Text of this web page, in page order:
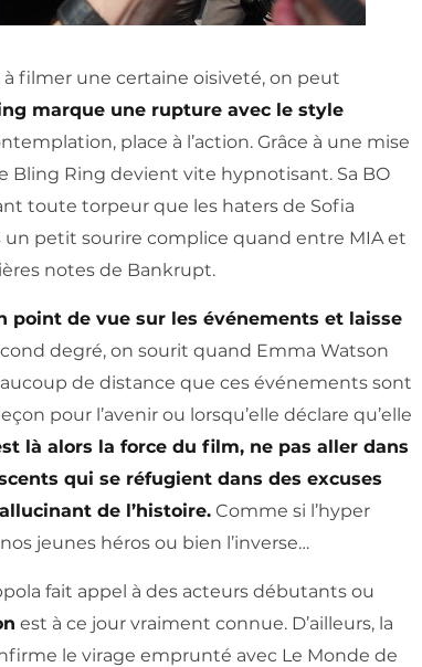
filmer une certaine oisiveté, on peut
marque une rupture avec le style
place à l’action. Grâce à une mise
Bling Ring devient vite hypnotisant. Sa BO
toute torpeur que les haters de Sofia
un petit sourire complice quand entre MIA et
notes de Bankrupt.
point de vue sur les événements et laisse
degré, on sourit quand Emma Watson
de distance que ces événements sont
pour l’avenir ou lorsqu’elle déclare qu’elle
là alors la force du film, ne pas aller dans
qui se réfugient dans des excuses
de l’histoire. Comme si l’hyper
jeunes héros ou bien l’inverse…
fait appel à des acteurs débutants ou
est à ce jour vraiment connue. D’ailleurs, la
le virage emprunté avec Le Monde de